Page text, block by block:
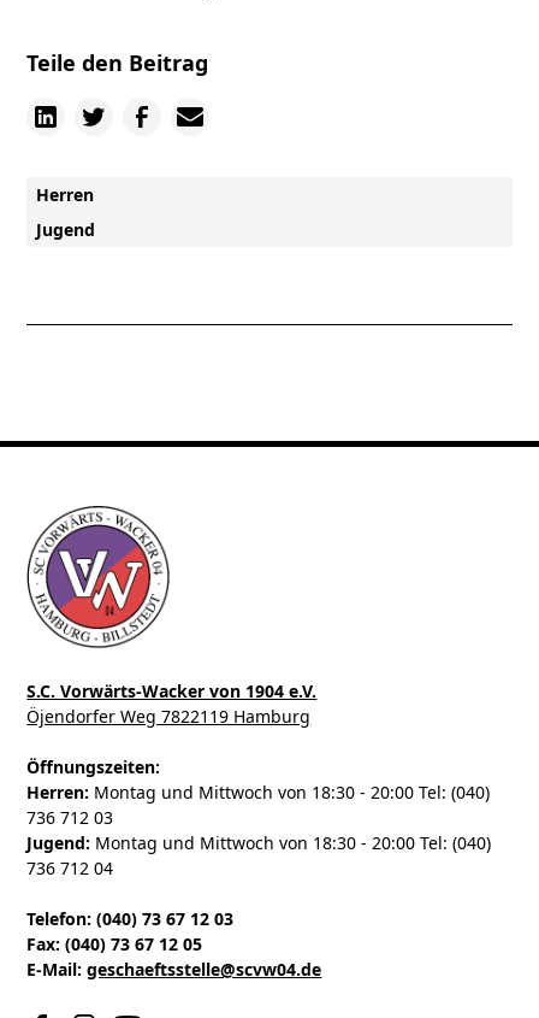
Teile den Beitrag
Herren
Jugend
S.C. Vorwärts-Wacker von 1904 e.V.
Öjendorfer Weg 7822119 Hamburg
Öffnungszeiten:
Herren: Montag und Mittwoch von 18:30 - 20:00 Tel: (040)
736 712 03
Jugend: Montag und Mittwoch von 18:30 - 20:00 Tel: (040)
736 712 04
Telefon: (040) 73 67 12 03
Fax: (040) 73 67 12 05
E-Mail:geschaeftsstelle@scvw04.de